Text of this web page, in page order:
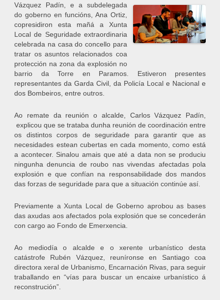
Vázquez Padín, e a subdelegada
do goberno en funcións, Ana Ortiz,
copresidiron esta mañá a Xunta
Local de Seguridade extraordinaria
celebrada na casa do concello para
tratar os asuntos relacionados coa
protección na zona da explosión no
barrio da Torre en Paramos. Estiveron presentes
representantes da Garda Civil, da Policía Local e Nacional e
dos Bombeiros, entre outros.
Ao remate da reunión o alcalde, Carlos Vázquez Padín,
explicou que se trataba dunha reunión de coordinación entre
os distintos corpos de seguridade para garantir que as
necesidades estean cubertas en cada momento, como está
a acontecer. Sinalou amais que até a data non se produciu
ningunha denuncia de roubo nas vivendas afectadas pola
explosión e que confían na responsabilidade dos mandos
das forzas de seguridade para que a situación continúe así.
Previamente a Xunta Local de Goberno aprobou as bases
das axudas aos afectados pola explosión que se concederán
con cargo ao Fondo de Emerxencia.
Ao mediodía o alcalde e o xerente urbanístico desta
catástrofe Rubén Vázquez, reuníronse en Santiago coa
directora xeral de Urbanismo, Encarnación Rivas, para seguir
traballando en “vías para buscar un encaixe urbanístico á
reconstrución”.